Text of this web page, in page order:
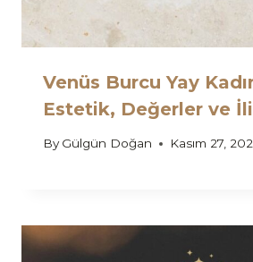
Venüs Burcu Yay
Estetik, Değerler ve
By Gülgün Doğan Kasım 27,